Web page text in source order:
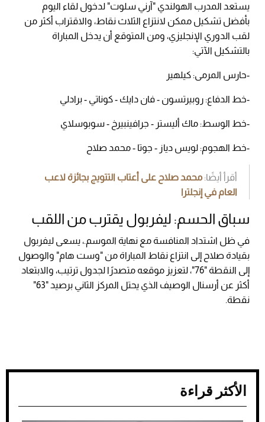
يستعد المدرب الهولندي "آرني سلوت" لدخول لقاء اليوم
بأفضل تشكيل ممكن لانتزاع الثلاث نقاط، والاقتراب أكثر من
لقب الدوري الإنجليزي، ومن المتوقع أن يدخل المباراة
بالتشكيل الآتي:
-حارس المرمى: كيلهير
-خط الدفاع: روبيرتسون - فان دايك - كوناتي - برادلي
-خط الوسط: ماك أليستر - جرافينبيرخ - سوبوسلاي
-خط الهجوم: لويس دياز - جوتا - محمد صلاح
أقرأ أيضًا:محمد صلاح على أعتاب التتويج بجائزة لاعب
العام في إنجلترا
سباق الحسم: ليفربول يقترب من اللقب
في ظل اشتداد المنافسة مع نهاية الموسم.، يسعى ليفربول
بقيادة صلاح إلى انتزاع نقاط المباراة من "وست هام" والوصول
إلى النقطة "76"، لتعزيز موقعه متصدرًا لجدول ترتيب، والابتعاد
أكثر عن أرسنال الوصيف الذي يحتل المركز الثاني برصيد "63"
نقطة.
الأكثر قراءة